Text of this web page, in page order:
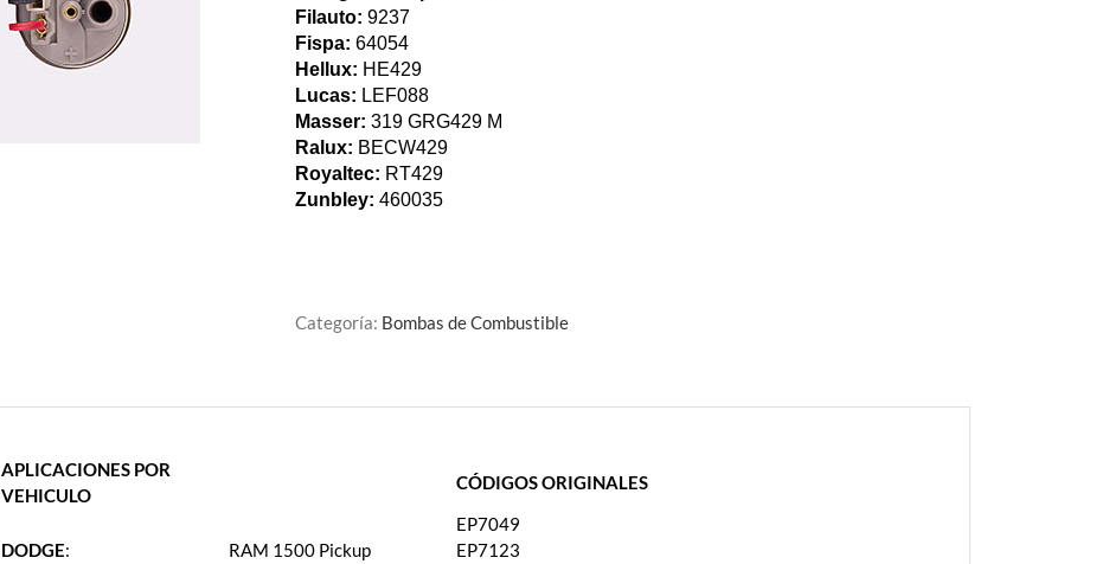
Filauto: 9237
Fispa: 64054
Hellux: HE429
Lucas: LEF088
Masser: 319 GRG429 M
Ralux: BECW429
Royaltec: RT429
Zunbley: 460035
Categoría: Bombas de Combustible
APLICACIONES POR
VEHICULO
CÓDIGOS ORIGINALES
DODGE: RAM 1500 Pickup
EP7049
EP7123